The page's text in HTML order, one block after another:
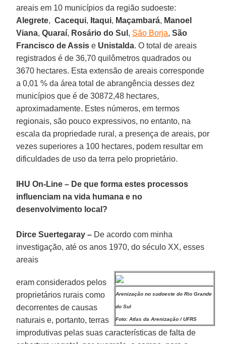
areais em 10 municípios da região sudoeste:
Alegrete,Cacequi, Itaqui, Maçambará, Manoel
Viana,Quaraí, Rosário do Sul , São Borja,São
Francisco de Assis e Unistalda. O total de areais
registrados é de 36,70 quilômetros quadrados ou
3670 hectares. Esta extensão de areais corresponde
a 0,01 % da área total de abrangência desses dez
municípios que é de 30872,48 hectares,
aproximadamente. Estes números, em termos
regionais, são pouco expressivos, no entanto, na
escala da propriedade rural, a presença de areais, por
vezes superiores a 100 hectares, podem resultar em
dificuldades de uso da terra pelo proprietário.
IHU On-Line – De que forma estes processos
influenciam na vida humana e no
desenvolvimento local?
Dirce Suertegaray – De acordo com minha
investigação, até os anos 1970, do século XX, esses
areais
Arenização no sudoeste do Rio Grande
do Sul
Foto: Atlas da Arenização / UFRS
eram considerados pelos
proprietários rurais como
decorrentes de causas
naturais e, portanto, terras
improdutivas pelas suas características de falta de